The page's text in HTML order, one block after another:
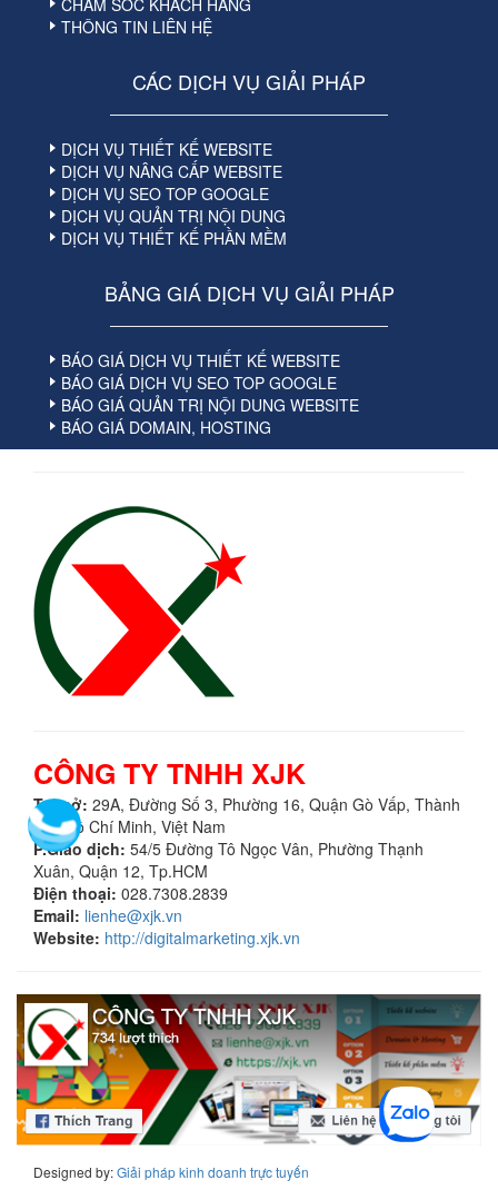
CHĂM SÓC KHÁCH HÀNG
THÔNG TIN LIÊN HỆ
CÁC DỊCH VỤ GIẢI PHÁP
DỊCH VỤ THIẾT KẾ WEBSITE
DỊCH VỤ NÂNG CẤP WEBSITE
DỊCH VỤ SEO TOP GOOGLE
DỊCH VỤ QUẢN TRỊ NỘI DUNG
DỊCH VỤ THIẾT KẾ PHẦN MỀM
BẢNG GIÁ DỊCH VỤ GIẢI PHÁP
BÁO GIÁ DỊCH VỤ THIẾT KẾ WEBSITE
BÁO GIÁ DỊCH VỤ SEO TOP GOOGLE
BÁO GIÁ QUẢN TRỊ NỘI DUNG WEBSITE
BÁO GIÁ DOMAIN, HOSTING
CÔNG TY TNHH XJK
Trụ sở: 29A, Ðường Số 3, Phường 16, Quận Gò Vấp, Thành
phố Hồ Chí Minh, Việt Nam
P.Giao dịch: 54/5 Đường Tô Ngọc Vân, Phường Thạnh
Xuân, Quận 12, Tp.HCM
Điện thoại: 028.7308.2839
Email: lienhe@xjk.vn
Website: http://digitalmarketing.xjk.vn
Designed by:Giải pháp kinh doanh trực tuyến